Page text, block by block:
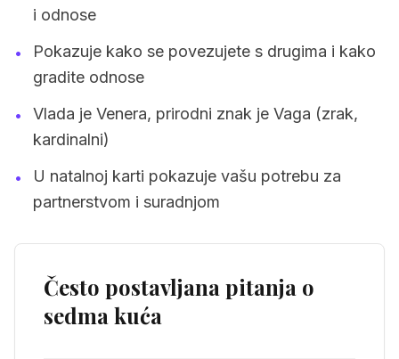
i odnose
•
Pokazuje kako se povezujete s drugima i kako
gradite odnose
•
Vlada je Venera, prirodni znak je Vaga (zrak,
kardinalni)
•
U natalnoj karti pokazuje vašu potrebu za
partnerstvom i suradnjom
Često postavljana pitanja o
sedma kuća